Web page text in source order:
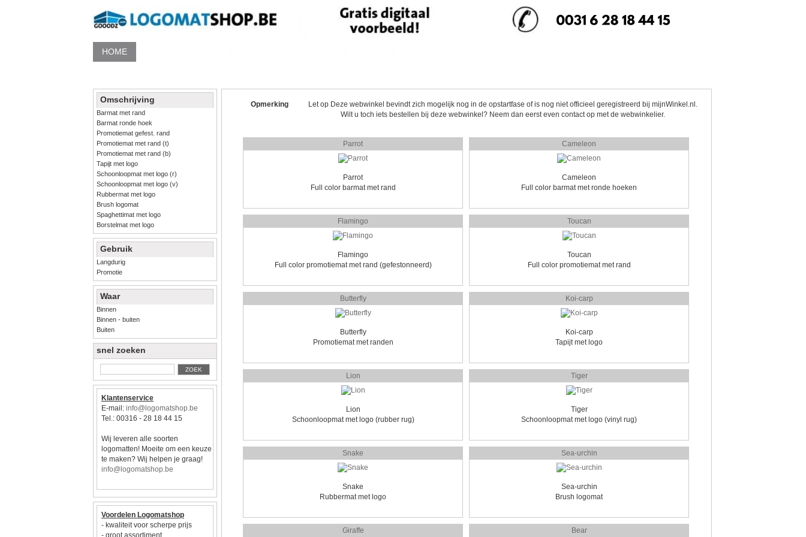
HOME
Omschrijving
Barmat met rand
Barmat ronde hoek
Promotiemat gefest. rand
Promotiemat met rand (t)
Promotiemat met rand (b)
Tapijt met logo
Schoonloopmat met logo (r)
Schoonloopmat met logo (v)
Rubbermat met logo
Brush logomat
Spaghettimat met logo
Borstelmat met logo
Gebruik
Langdurig
Promotie
Waar
Binnen
Binnen - buiten
Buiten
snel zoeken
ZOEK
Klantenservice
E-mail: info@logomatshop.be
Tel.: 00316 - 28 18 44 15
Wij leveren alle soorten
logomatten! Moeite om een keuze
te maken? Wij helpen je graag!
info@logomatshop.be
Voordelen Logomatshop
- kwaliteit voor scherpe prijs
- groot assortiment
Opmerking
Let op Deze webwinkel bevindt zich mogelijk nog in de opstartfase of is nog niet officieel geregistreerd bij mijnWinkel.nl.
Wilt u toch iets bestellen bij deze webwinkel? Neem dan eerst even contact op met de webwinkelier.
Parrot
Parrot
Full color barmat met rand
Cameleon
Cameleon
Full color barmat met ronde hoeken
Flamingo
Flamingo
Full color promotiemat met rand (gefestonneerd)
Toucan
Toucan
Full color promotiemat met rand
Butterfly
Butterfly
Promotiemat met randen
Koi-carp
Koi-carp
Tapijt met logo
Lion
Lion
Schoonloopmat met logo (rubber rug)
Tiger
Tiger
Schoonloopmat met logo (vinyl rug)
Snake
Snake
Rubbermat met logo
Sea-urchin
Sea-urchin
Brush logomat
Giraffe Bear